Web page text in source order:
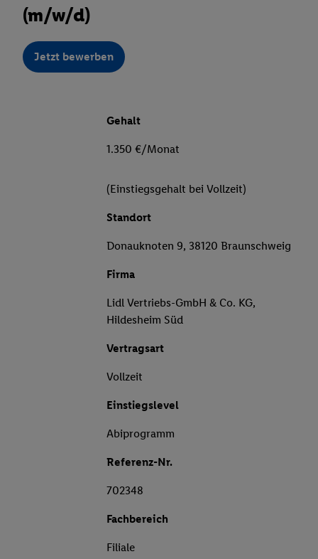
(m/w/d)
Jetzt bewerben
Gehalt
1.350 €/Monat
(Einstiegsgehalt bei Vollzeit)
Standort
Donauknoten 9, 38120 Braunschweig
Firma
Lidl Vertriebs-GmbH & Co. KG,
Hildesheim Süd
Vertragsart
Vollzeit
Einstiegslevel
Abiprogramm
Referenz-Nr.
702348
Fachbereich
Filiale